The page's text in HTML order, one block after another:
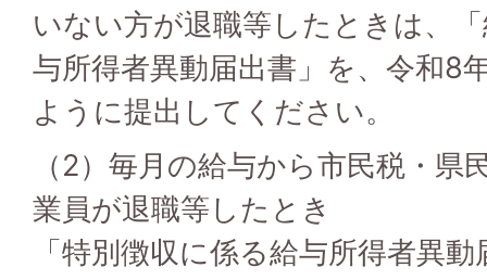
いない方が退職等したときは、
与所得者異動届出書」を、令和8
ように提出してください。
（2）毎月の給与から市民税・県
業員が退職等したとき
「特別徴収に係る給与所得者異